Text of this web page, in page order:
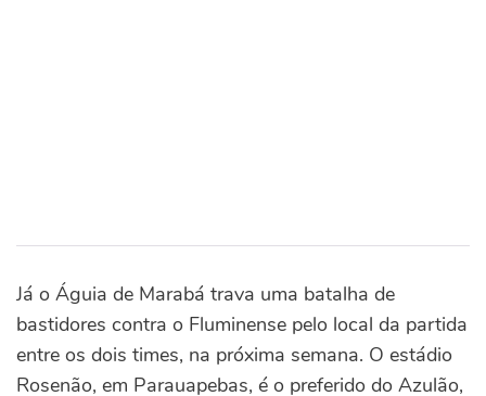
Já o Águia de Marabá trava uma batalha de
bastidores contra o Fluminense pelo local da partida
entre os dois times, na próxima semana. O estádio
Rosenão, em Parauapebas, é o preferido do Azulão,